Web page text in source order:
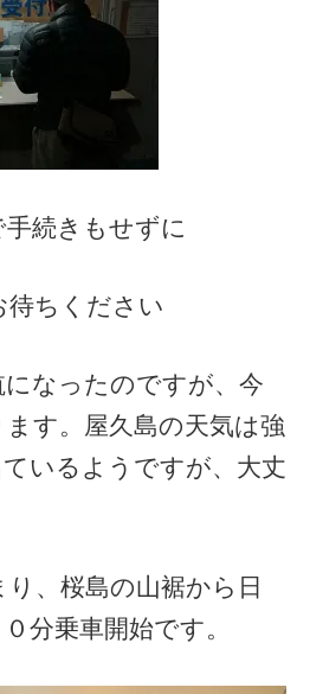
続きもせずに
待ちください
になったのですが、今
す。屋久島の天気は強
いるようですが、大丈
、桜島の山裾から日
分乗車開始です。